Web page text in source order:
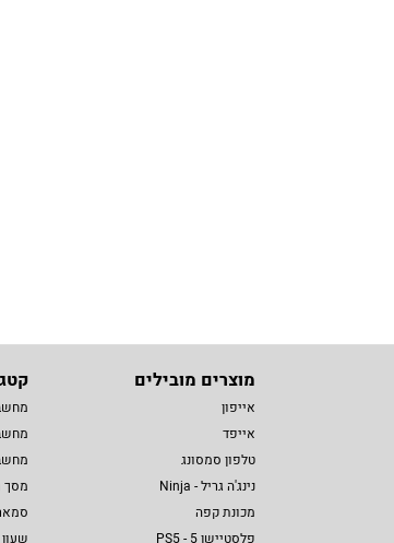
מוצרים מובילים
אייפון
אייפד
טלפון סמסונג
נינג'ה גריל - Ninja
מכונת קפה
פלסטיישן 5 - PS5